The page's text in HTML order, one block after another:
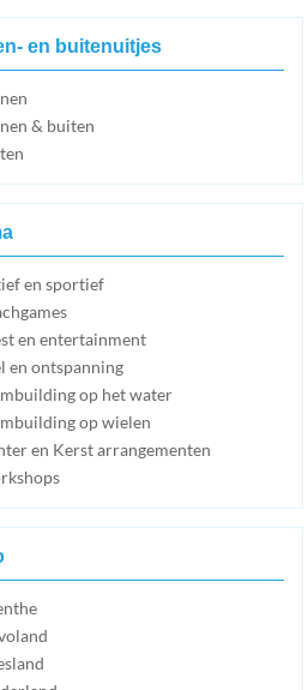
en buitenuitjes
& buiten
en sportief
en entertainment
en ontspanning
op het water
op wielen
en Kerst arrangementen